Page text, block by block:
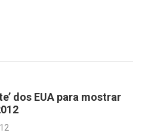
dos EUA para mostrar